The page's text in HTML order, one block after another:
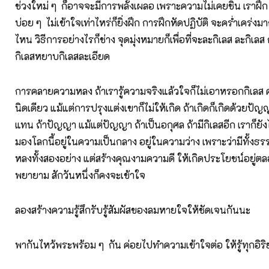
ช่วงใหม่ ๆ ก็อาจจะมีการพลั้งเผลอ เพราะความไม่เคยชิน เราฝึ
บ่อย ๆ ไม่เข้าใจเท่าไหร่ก็ยิ่งฝึก การฝึกหัดปฏิบัติ จะคร่ำเคร่งม
ไหน วิธีการอย่างไรก็ช่าง จุดมุ่งหมายก็เพื่อที่จะละกิเลส ละกิเลส
กิเลสหยาบกิเลสละเอียด
การคลายความหลง ถ้าเรารู้ความจริงแล้วใจก็ไม่เอาหรอกกิเล
นิดเดียว แม้แต่การปรุงแต่งเขาก็ไม่ให้เกิด ถ้าเกิดก็เกิดด้วยปั
แทน ถ้าปัญญา แม้แต่ปัญญา ถ้าเป็นอกุศล ถ้ามีกิเลสอีก เราก็ยัง
มองโลกนี้อยู่ในความเป็นกลาง อยู่ในความว่าง เพราะว่ามีทั้งธ
หลงทั้งสองอย่าง แต่สร้างคุณงามความดี ให้เกิดประโยชน์อยู่ตล
พยายาม สักวันหนึ่งก็คงจะเข้าใจ
ลองสร้างความรู้สึกรับรู้สัมผัสของลมหายใจให้ชัดเจนกันนะ
พากันไหว้พระพร้อม ๆ กัน ค่อยไปทำความเข้าใจต่อ ให้รู้ทุกอิ